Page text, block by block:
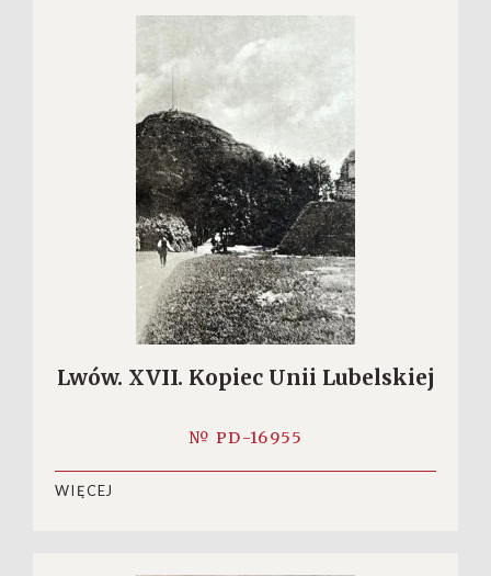
Lwów. XVII. Kopiec Unii Lubelskiej
№ PD-16955
WIĘCEJ